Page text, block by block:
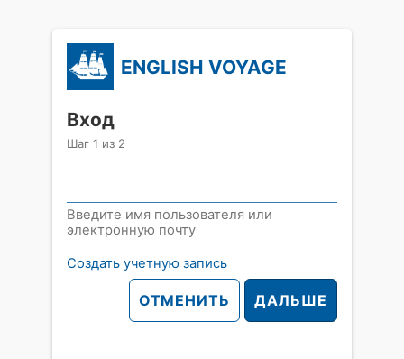
ENGLISH VOYAGE
Вход
Шаг 1 из 2
Введите имя пользователя или
электронную почту
Создать учетную запись
ОТМЕНИТЬ ДАЛЬШЕ